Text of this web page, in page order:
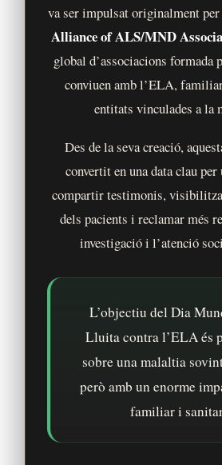
va ser impulsat originalment
Alliance of ALS/MND
global d’associacions formada
conviuen amb l’ELA,
entitats vinculades a la
Des de la seva creació,
convertit en una data clau
compartir testimonis,
dels pacients i reclamar més
investigació i l’atenció
L’objectiu del Dia
Lluita contra l’ELA és
sobre una malaltia
però amb un enorme
familiar i